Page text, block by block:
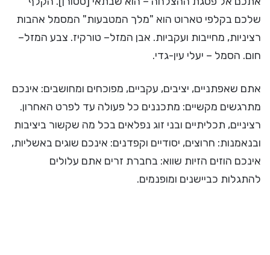
שלכם בקלפי טארוט הוא "מלך המטבעות" המסמל אהבות
רציניות, מחייבות ועקביות. אבן המזל– טורקיז. צבע המזל–
חום. הסמל – יעלי עין-גדי.
אתם שאפתניים, יציבים, עקביים, מפוכחים ומחושבים: אינכם
מתרגשים מקשיים: מתכננים כל פעולה עד לפרט האחרון.
רציניים, תכליתיים ובני זוג נפלאים בכל מה שקשור ביציבות
ובנאמנות: חרוצים, יסודיים וקפדנים: אינכם שוגים באשליות,
אינכם הוזים הזיות שווא: בחברת זרים אתם עלולים
להתגלות כביישנים ומופנמים.